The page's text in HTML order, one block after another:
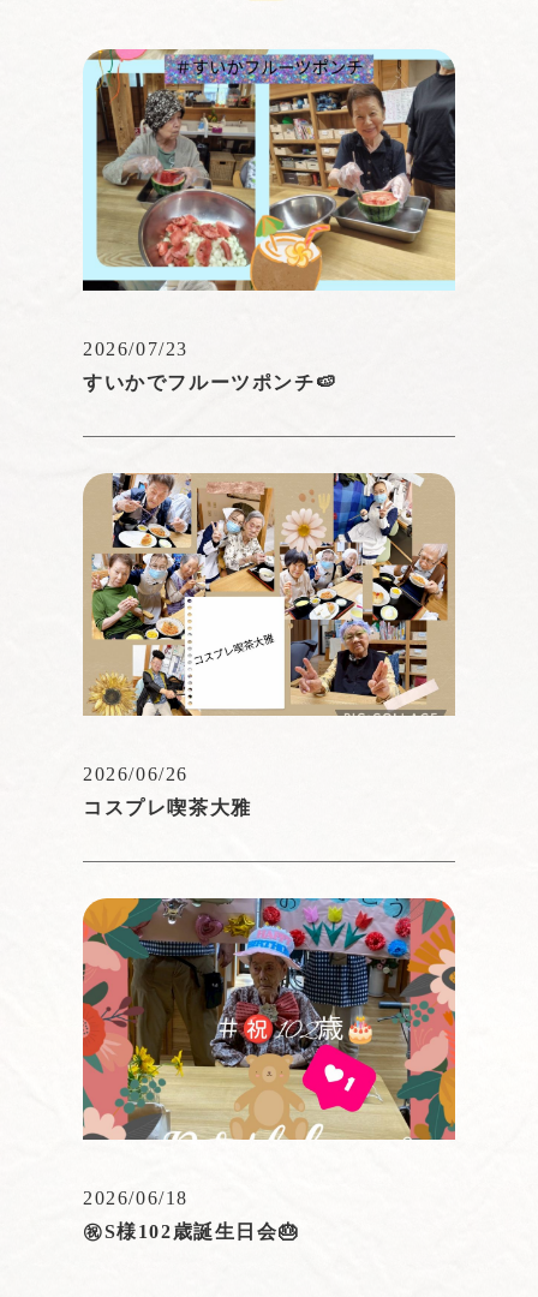
2026/07/23
すいかでフルーツポンチ🍉
2026/06/26
コスプレ喫茶大雅
2026/06/18
㊗️S様102歳誕生日会🎂